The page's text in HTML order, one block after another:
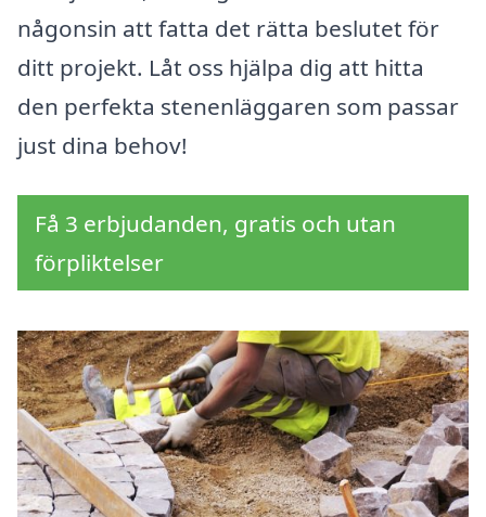
någonsin att fatta det rätta beslutet för
ditt projekt. Låt oss hjälpa dig att hitta
den perfekta stenenläggaren som passar
just dina behov!
Få 3 erbjudanden, gratis och utan
förpliktelser